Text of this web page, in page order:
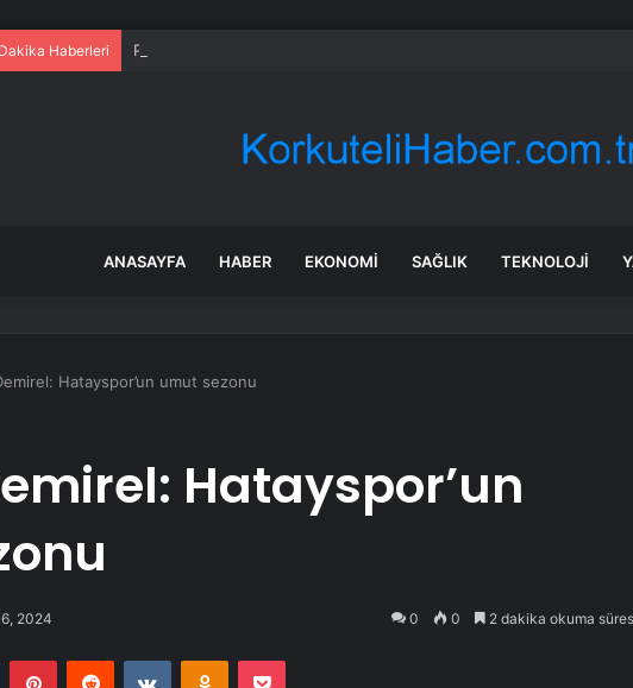
Haberleri Prudential hisseleri neden düşüyor?
ANASAYFA HABER EKONOMI SAĞLIK TEKNOLOJI
Hatayspor’un umut sezonu
Hatayspor’un
2024 0 0 2 dakika okuma
Tumblr PinterestReddit VKontakteOdnoklassniki
Pocket